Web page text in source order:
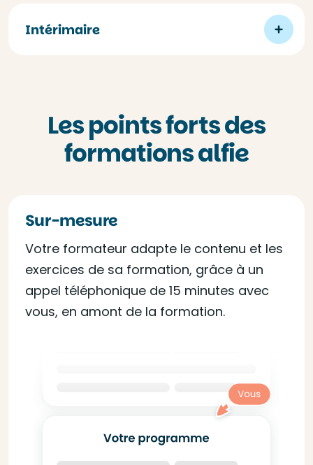
Intérimaire
Les points forts des
formations alfie
Sur-mesure
Votre formateur adapte le contenu et les
exercices de sa formation, grâce à un
appel téléphonique de 15 minutes avec
vous, en amont de la formation.